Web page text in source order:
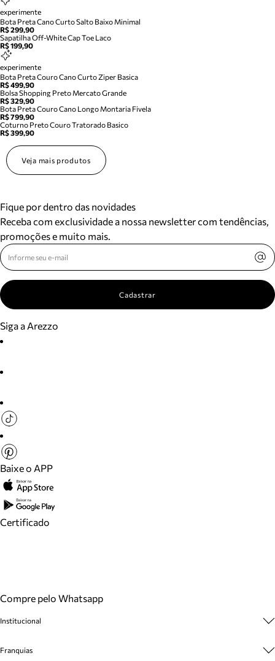
experimente
Bota Preta Cano Curto Salto Baixo Minimal
R$ 299,90
Sapatilha Off-White Cap Toe Laco
R$ 199,90
experimente
Bota Preta Couro Cano Curto Ziper Basica
R$ 499,90
Bolsa Shopping Preto Mercato Grande
R$ 329,90
Bota Preta Couro Cano Longo Montaria Fivela
R$ 799,90
Coturno Preto Couro Tratorado Basico
R$ 399,90
Veja mais produtos
Fique por dentro das novidades
Receba com exclusividade a nossa newsletter com tendências,
promoções e muito mais.
Cadastrar
Siga a Arezzo
Baixe o APP
Certificado
Compre pelo Whatsapp
Institucional
Cashback
Franquias